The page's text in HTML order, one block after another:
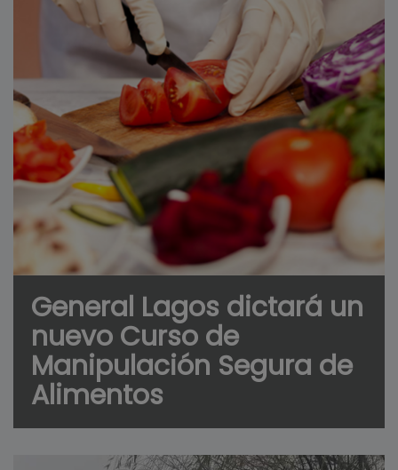
General Lagos dictará un
nuevo Curso de
Manipulación Segura de
Alimentos